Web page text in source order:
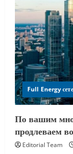
Full Energy
По вашим
продлеваем
Editorial Team